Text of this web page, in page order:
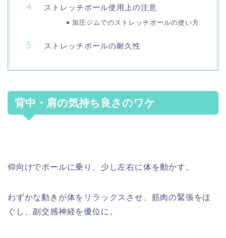
ストレッチポール使用上の注意
加圧ジムでのストレッチポールの使い方
ストレッチポールの耐久性
背中・肩の気持ち良さのワケ
仰向けでポールに乗り、少し左右に体を動かす。
わずかな動きが体をリラックスさせ、筋肉の緊張をほ
ぐし、副交感神経を優位に。